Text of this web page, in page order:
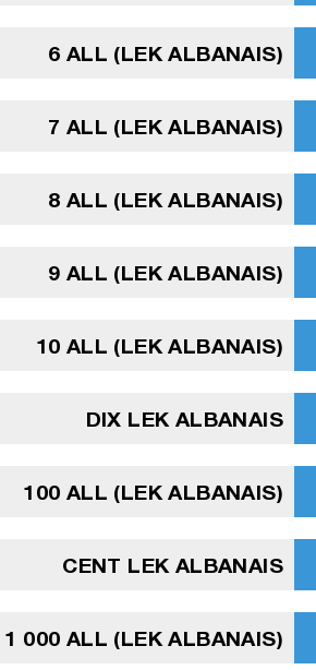
6 ALL (LEK ALBANAIS)
7 ALL (LEK ALBANAIS)
8 ALL (LEK ALBANAIS)
9 ALL (LEK ALBANAIS)
10 ALL (LEK ALBANAIS)
DIX LEK ALBANAIS
100 ALL (LEK ALBANAIS)
CENT LEK ALBANAIS
1 000 ALL (LEK ALBANAIS)